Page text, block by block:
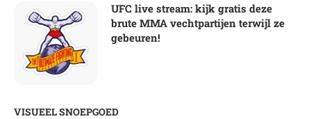
UFC live stream: kijk gratis deze
brute MMA vechtpartijen terwijl ze
gebeuren!
VISUEEL SNOEPGOED